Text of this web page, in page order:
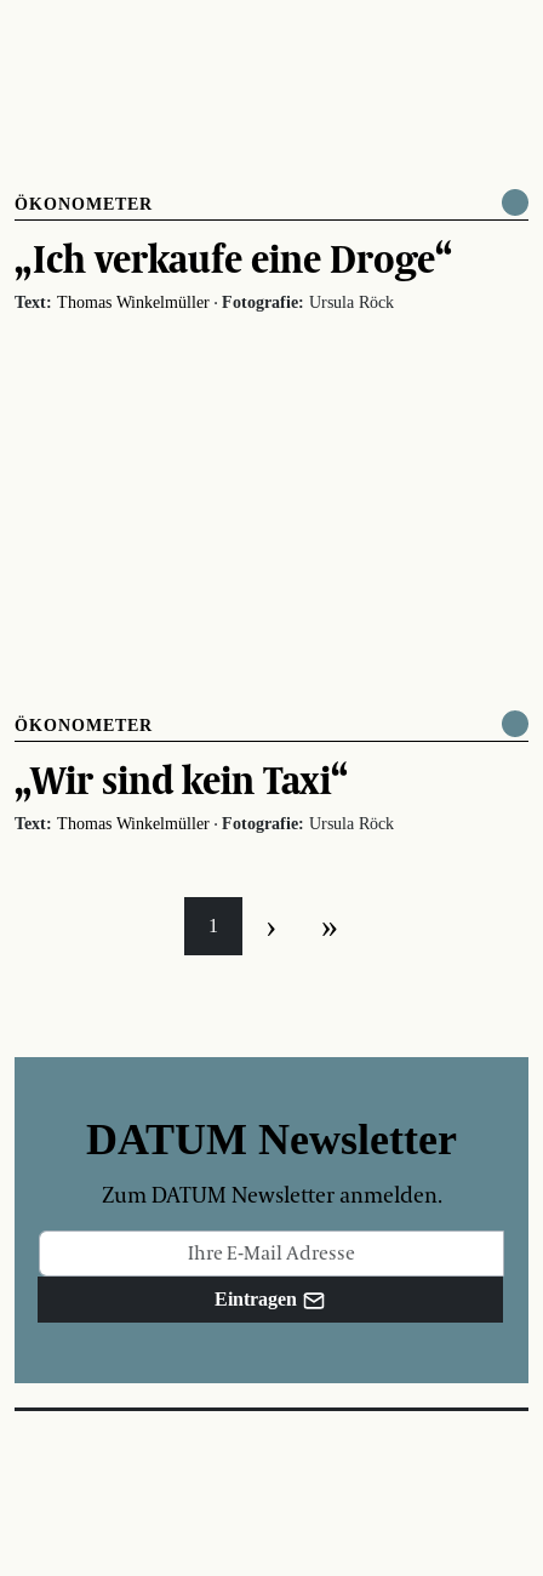
ÖKONOMETER
„Ich verkaufe eine Droge“
Text: Thomas Winkelmüller · Fotografie: Ursula Röck
ÖKONOMETER
„Wir sind kein Taxi“
Text: Thomas Winkelmüller · Fotografie: Ursula Röck
1 › »
DATUM Newsletter
Zum DATUM Newsletter anmelden.
Eintragen